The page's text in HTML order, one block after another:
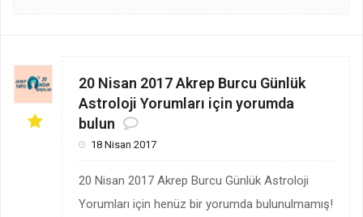
20 Nisan 2017 Akrep Burcu Günlük
Astroloji Yorumları için yorumda
bulun
18 Nisan 2017
20 Nisan 2017 Akrep Burcu Günlük Astroloji
Yorumları için henüz bir yorumda bulunulmamış!